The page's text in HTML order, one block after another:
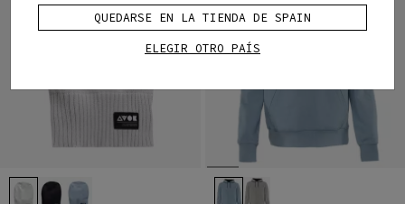
QUEDARSE EN LA TIENDA DE SPAIN
ELEGIR OTRO PAÍS